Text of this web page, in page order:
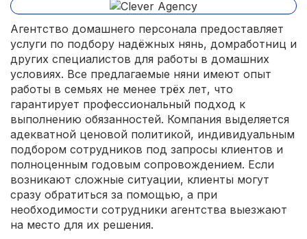
Агентство домашнего персонала предоставляет
услуги по подбору надёжных нянь, домработниц и
других специалистов для работы в домашних
условиях. Все предлагаемые няни имеют опыт
работы в семьях не менее трёх лет, что
гарантирует профессиональный подход к
выполнению обязанностей. Компания выделяется
адекватной ценовой политикой, индивидуальным
подбором сотрудников под запросы клиентов и
полноценным годовым сопровождением. Если
возникают сложные ситуации, клиенты могут
сразу обратиться за помощью, а при
необходимости сотрудники агентства выезжают
на место для их решения.